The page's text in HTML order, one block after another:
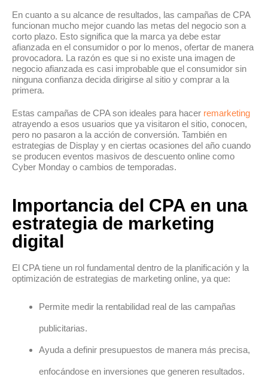
En cuanto a su alcance de resultados, las campañas de CPA
funcionan mucho mejor cuando las metas del negocio son a
corto plazo. Esto significa que la marca ya debe estar
afianzada en el consumidor o por lo menos, ofertar de manera
provocadora. La razón es que si no existe una imagen de
negocio afianzada es casi improbable que el consumidor sin
ninguna confianza decida dirigirse al sitio y comprar a la
primera.
Estas campañas de CPA son ideales para hacer remarketing
atrayendo a esos usuarios que ya visitaron el sitio, conocen,
pero no pasaron a la acción de conversión. También en
estrategias de Display y en ciertas ocasiones del año cuando
se producen eventos masivos de descuento online como
Cyber Monday o cambios de temporadas.
Importancia del CPA en una
estrategia de marketing
digital
El CPA tiene un rol fundamental dentro de la planificación y la
optimización de estrategias de marketing online, ya que:
Permite medir la rentabilidad real de las campañas
publicitarias.
Ayuda a definir presupuestos de manera más precisa,
enfocándose en inversiones que generen resultados.